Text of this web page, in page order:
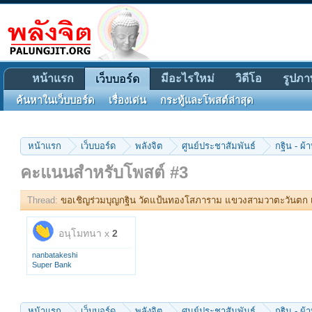
หน้าแรก เว็บบอร์ด พลังจิต ศูนย์ประชาสัมพันธ์ กฐิน - ผ้
คะแนนสำหรับโพสต์ #3
Thread: ขอเชิญร่วมบุญกฐิน วัดแป้นทองโสภาราม แขวงสามวาตะวันตก
อนุโมทนา x 2
nanbatakeshi
Super Bank
หน้าแรก เว็บบอร์ด
ค้นหาในเว็บบอร์ด เรื่องเด่น กระทู้และโพสต์ล่าสุด
มีอะไรใหม่ วิดีโอ รูปภ